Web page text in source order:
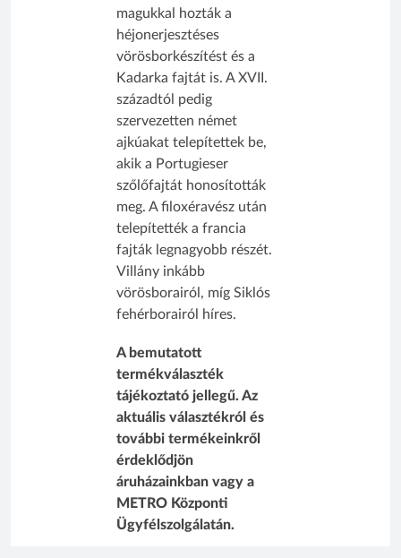
magukkal hozták a
héjonerjesztéses
vörösborkészítést és a
Kadarka fajtát is. A XVII.
századtól pedig
szervezetten német
ajkúakat telepítettek be,
akik a Portugieser
szőlőfajtát honosították
meg. A filoxéravész után
telepítették a francia
fajták legnagyobb részét.
Villány inkább
vörösborairól, míg Siklós
fehérborairól híres.
A bemutatott
termékválaszték
tájékoztató jellegű. Az
aktuális választékról és
további termékeinkről
érdeklődjön
áruházainkban vagy a
METRO Központi
Ügyfélszolgálatán.